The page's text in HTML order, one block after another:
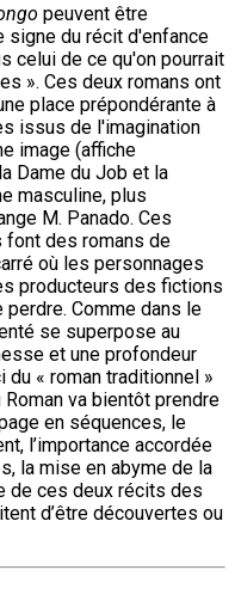
peuvent être
signe du récit d'enfance
celui de ce qu'on pourrait
». Ces deux romans ont
place prépondérante à
issus de l'imagination
image (affiche
Dame du Job et la
masculine, plus
M. Panado. Ces
des romans de
où les personnages
producteurs des fictions
Comme dans le
se superpose au
et une profondeur
« roman traditionnel »
va bientôt prendre
en séquences, le
l’importance accordée
la mise en abyme de la
de ces deux récits des
d’être découvertes ou